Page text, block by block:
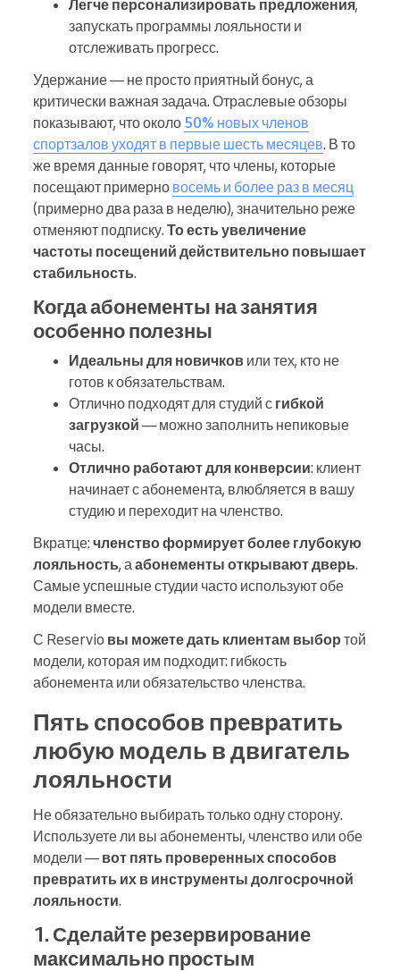
Легче персонализировать предложения,
запускать программы лояльности и
отслеживать прогресс.
Удержание — не просто приятный бонус, а
критически важная задача. Отраслевые обзоры
показывают, что около 50% новых членов
спортзалов уходят в первые шесть месяцев. В то
же время данные говорят, что члены, которые
посещают примерно восемь и более раз в месяц
(примерно два раза в неделю), значительно реже
отменяют подписку. То есть увеличение
частоты посещений действительно повышает
стабильность.
Когда абонементы на занятия
особенно полезны
Идеальны для новичков или тех, кто не
готов к обязательствам.
Отлично подходят для студий с гибкой
загрузкой — можно заполнить непиковые
часы.
Отлично работают для конверсии: клиент
начинает с абонемента, влюбляется в вашу
студию и переходит на членство.
Вкратце: членство формирует более глубокую
лояльность, а абонементы открывают дверь.
Самые успешные студии часто используют обе
модели вместе.
С Reservio вы можете дать клиентам выбор той
модели, которая им подходит: гибкость
абонемента или обязательство членства.
Пять способов превратить
любую модель в двигатель
лояльности
Не обязательно выбирать только одну сторону.
Используете ли вы абонементы, членство или обе
модели — вот пять проверенных способов
превратить их в инструменты долгосрочной
лояльности.
1. Сделайте резервирование
максимально простым